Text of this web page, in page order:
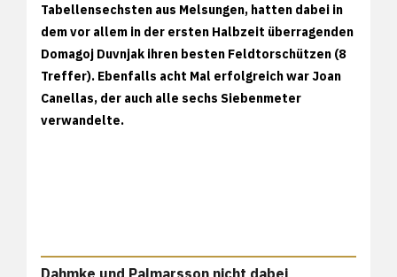
Tabellensechsten aus Melsungen, hatten dabei in
dem vor allem in der ersten Halbzeit überragenden
Domagoj Duvnjak ihren besten Feldtorschützen (8
Treffer). Ebenfalls acht Mal erfolgreich war Joan
Canellas, der auch alle sechs Siebenmeter
verwandelte.
Dahmke und Palmarsson nicht dabei